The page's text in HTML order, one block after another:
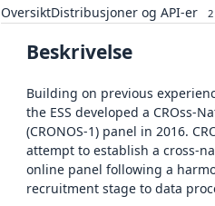
OversiktDistribusjoner og API-er 2
Beskrivelse
Building on previous
the ESS developed a CROss-
(CRONOS-1) panel in 2016.
attempt to establish a cross-
online panel following a
recruitment stage to data